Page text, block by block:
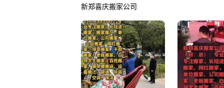
新郑喜庆搬家公司